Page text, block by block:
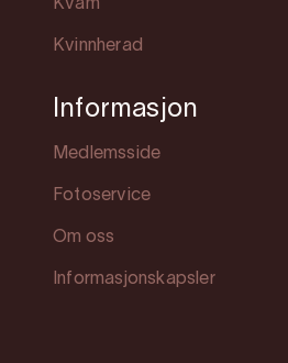
Kvam
Kvinnherad
Informasjon
Medlemsside
Fotoservice
Om oss
Informasjonskapsler